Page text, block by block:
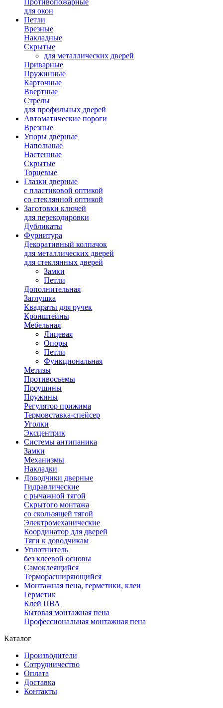
Противопожарные
для окон
Петли
Врезные
Накладные
Скрытые
для металлических дверей
Приварные
Пружинные
Карточные
Ввертные
Стрелы
для профильных дверей
Автоматические пороги
Врезные
Упоры дверные
Напольные
Настенные
Скрытые
Торцевые
Глазки дверные
с пластиковой оптикой
со стеклянной оптикой
Заготовки ключей
для перекодировки
Дубликаты
Фурнитура
Декоративный колпачок
для металлических дверей
для стеклянных дверей
Замки
Петли
Дополнительная
Заглушка
Квадраты для ручек
Кронштейны
Мебельная
Лицевая
Опоры
Петли
Функциональная
Метизы
Противосъемы
Проушины
Пружины
Регулятор прижима
Термовставка-спейсер
Уголки
Эксцентрик
Системы антипаника
Замки
Механизмы
Накладки
Доводчики дверные
Гидравлические
с рычажной тягой
Скрытого монтажа
со скользящей тягой
Электромеханические
Координатор для дверей
Тяги к доводчикам
Уплотнитель
без клеевой основы
Самоклеящийся
Терморасширяющийся
Монтажная пена, герметики, клеи
Герметик
Клей ПВА
Бытовая монтажная пена
Профессиональная монтажная пена
Каталог
Производители
Сотрудничество
Оплата
Доставка
Контакты